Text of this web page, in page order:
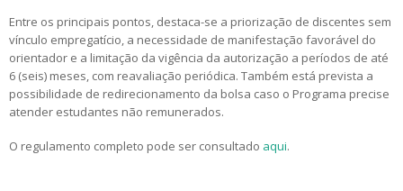
Entre os principais pontos, destaca-se a priorização de discentes sem
vínculo empregatício, a necessidade de manifestação favorável do
orientador e a limitação da vigência da autorização a períodos de até
6 (seis) meses, com reavaliação periódica. Também está prevista a
possibilidade de redirecionamento da bolsa caso o Programa precise
atender estudantes não remunerados.
O regulamento completo pode ser consultado aqui.